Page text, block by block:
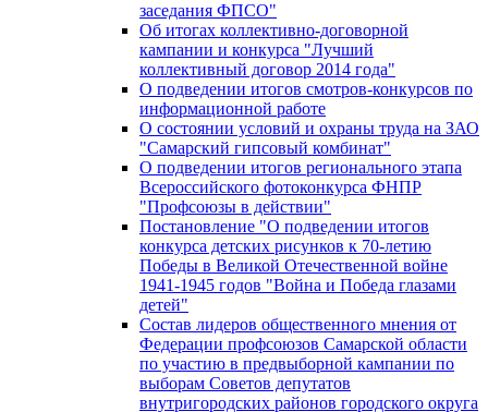
заседания ФПСО"
Об итогах коллективно-договорной
кампании и конкурса "Лучший
коллективный договор 2014 года"
О подведении итогов смотров-конкурсов по
информационной работе
О состоянии условий и охраны труда на ЗАО
"Самарский гипсовый комбинат"
О подведении итогов регионального этапа
Всероссийского фотоконкурса ФНПР
"Профсоюзы в действии"
Постановление "О подведении итогов
конкурса детских рисунков к 70-летию
Победы в Великой Отечественной войне
1941-1945 годов "Война и Победа глазами
детей"
Состав лидеров общественного мнения от
Федерации профсоюзов Самарской области
по участию в предвыборной кампании по
выборам Советов депутатов
внутригородских районов городского округа